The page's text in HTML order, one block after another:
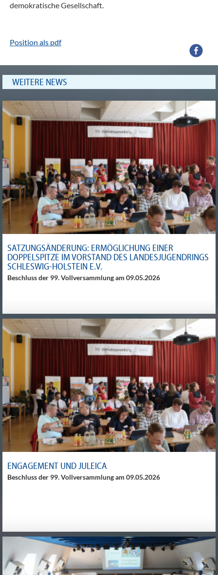
demokratische Gesellschaft.
Position als pdf
WEITERE NEWS
SATZUNGSÄNDERUNG: ERMÖGLICHUNG EINER
DOPPELSPITZE IM VORSTAND DES LANDESJUGENDRINGS
SCHLESWIG-HOLSTEIN E.V.
Beschluss der 99. Vollversammlung am 09.05.2026
ENGAGEMENT UND JULEICA
Beschluss der 99. Vollversammlung am 09.05.2026